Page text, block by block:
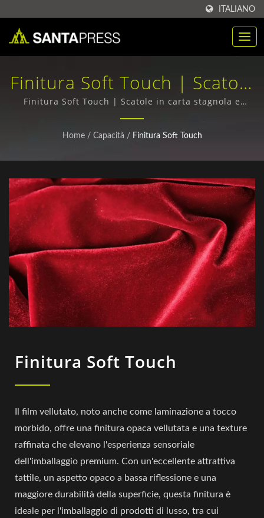
ITALIANO
Finitura Soft Touch | Scatole
In Carta Stagnola Ecologiche
All'ingrosso | Santa Press
Finitura Soft Touch | Scatole in carta stagnola e
scatole ondulate - Qualità superiore, spedizione in
tutto il mondo
Home / Capacità / Finitura Soft Touch
Finitura Soft Touch
Il film vellutato, noto anche come laminazione a tocco
morbido, offre una finitura opaca vellutata e una texture
raffinata che elevano l'esperienza sensoriale
dell'imballaggio premium. Con un'eccellente attrattiva
tattile, un aspetto opaco a bassa riflessione e una
maggiore durabilità della superficie, questa finitura è
ideale per l'imballaggio di prodotti di lusso, tra cui